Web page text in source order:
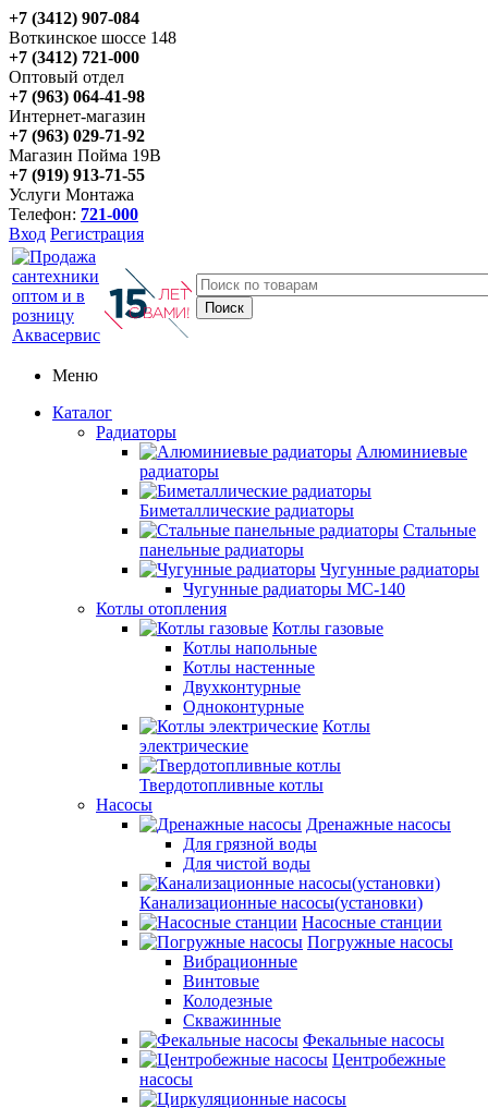
+7 (3412) 907-084
Воткинское шоссе 148
+7 (3412) 721-000
Оптовый отдел
+7 (963) 064-41-98
Интернет-магазин
+7 (963) 029-71-92
Магазин Пойма 19В
+7 (919) 913-71-55
Услуги Монтажа
Телефон: 721-000
Вход Регистрация
Меню
Каталог
Радиаторы
Алюминиевые
радиаторы
Биметаллические радиаторы
Стальные
панельные радиаторы
Чугунные радиаторы
Чугунные радиаторы МС-140
Котлы отопления
Котлы газовые
Котлы напольные
Котлы настенные
Двухконтурные
Одноконтурные
Котлы
электрические
Твердотопливные котлы
Насосы
Дренажные насосы
Для грязной воды
Для чистой воды
Канализационные насосы(установки)
Насосные станции
Погружные насосы
Вибрационные
Винтовые
Колодезные
Скважинные
Фекальные насосы
Центробежные
насосы